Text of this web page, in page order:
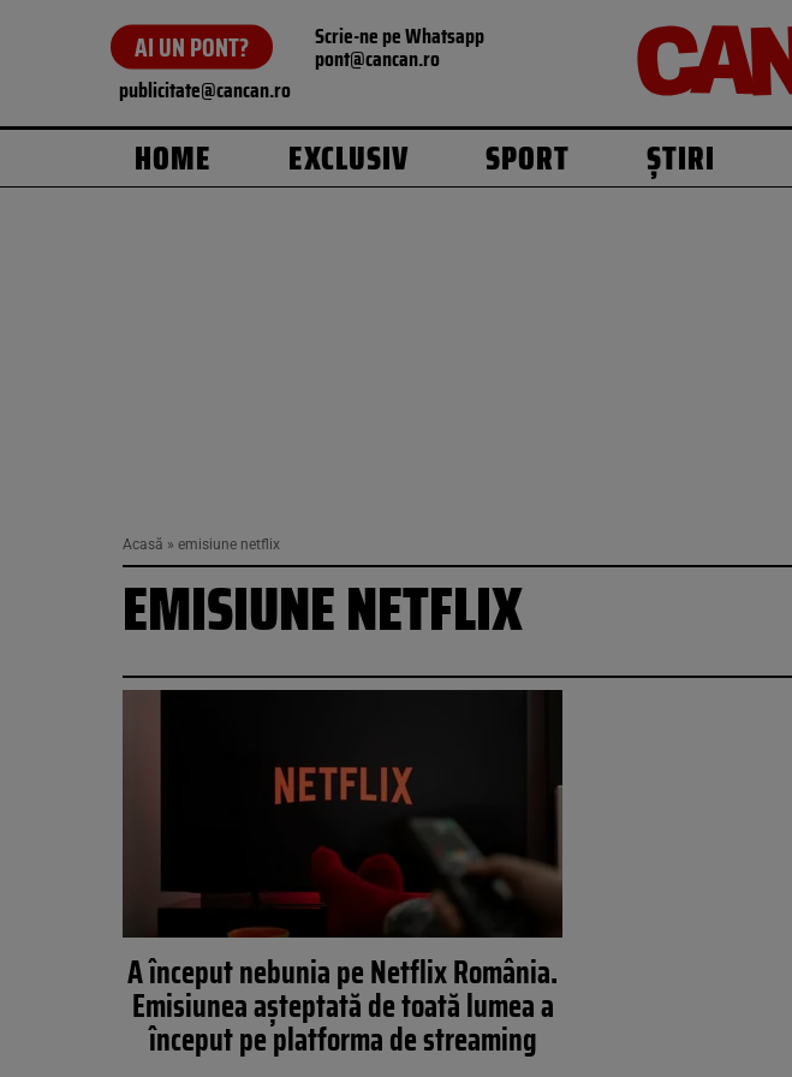
AI UN PONT? Scrie-ne pe Whatsapp
pont@cancan.ro
publicitate@cancan.ro
HOME EXCLUSIV SPORT ȘTIRI
Acasă » emisiune netflix
EMISIUNE NETFLIX
A început nebunia pe Netflix România.
Emisiunea așteptată de toată lumea a
început pe platforma de streaming